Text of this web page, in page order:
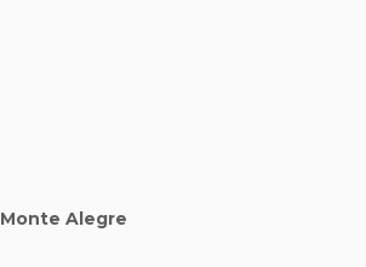
Monte Alegre